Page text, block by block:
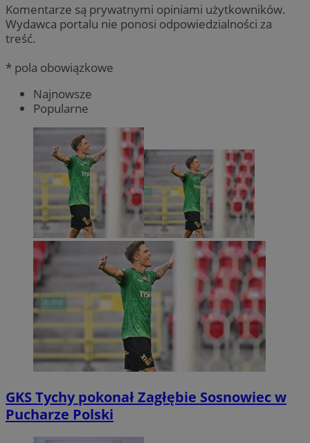
Komentarze są prywatnymi opiniami użytkowników.
Wydawca portalu nie ponosi odpowiedzialności za
treść.
* pola obowiązkowe
Najnowsze
Popularne
GKS Tychy pokonał Zagłębie Sosnowiec w
Pucharze Polski